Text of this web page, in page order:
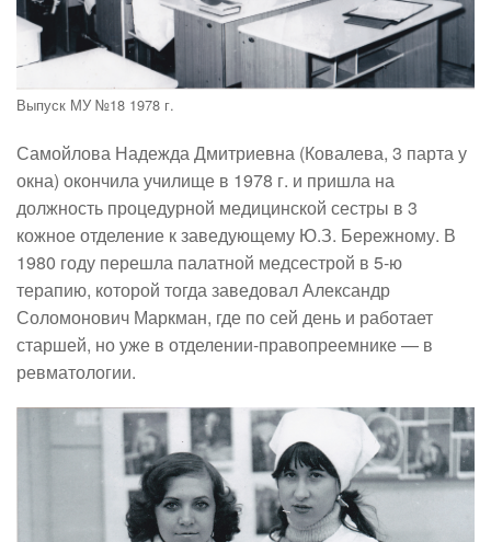
Выпуск МУ №18 1978 г.
Самойлова Надежда Дмитриевна (Ковалева, 3 парта у
окна) окончила училище в 1978 г. и пришла на
должность процедурной медицинской сестры в 3
кожное отделение к заведующему Ю.З. Бережному. В
1980 году перешла палатной медсестрой в 5-ю
терапию, которой тогда заведовал Александр
Соломонович Маркман, где по сей день и работает
старшей, но уже в отделении-правопреемнике — в
ревматологии.